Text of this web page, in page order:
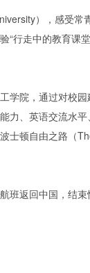
），感受常
行走中的教育课堂
院，通过对校园
力、英语交流水
顿自由之路（
返回中国，结束